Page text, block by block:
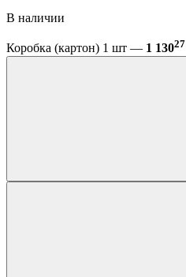
В наличии
Коробка (картон) 1 шт — 1 13027